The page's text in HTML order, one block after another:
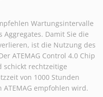
Wartungsintervalle
Aggregates. Damit Sie die
ist die Nutzung des
ATEMAG Control 4.0 Chip
schickt rechtzeitige
von 1000 Stunden
empfohlen wird.